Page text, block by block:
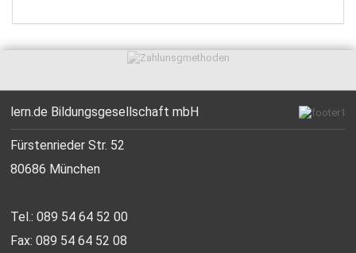
lern.de Bildungsgesellschaft mbH
Fürstenrieder Str. 52
80686 München
Tel.: 089 54 64 52 00
Fax: 089 54 64 52 08